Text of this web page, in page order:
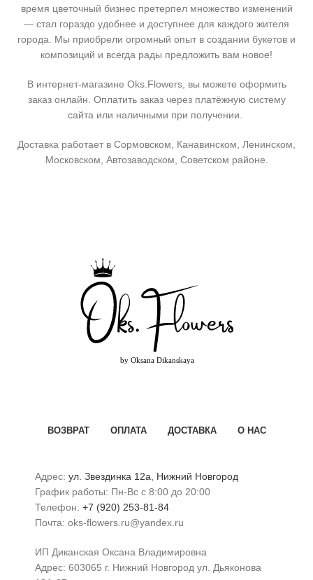
время цветочный бизнес претерпел множество изменений
— стал гораздо удобнее и доступнее для каждого жителя
города. Мы приобрели огромный опыт в создании букетов и
композиций и всегда рады предложить вам новое!
В интернет-магазине Oks.Flowers, вы можете оформить
заказ онлайн. Оплатить заказ через платёжную систему
сайта или наличными при получении.
Доставка работает в Сормовском, Канавинском, Ленинском,
Московском, Автозаводском, Советском районе.
ВОЗВРАТ ОПЛАТА ДОСТАВКА О НАС
Адрес: ул. Звездинка 12а, Нижний Новгород
График работы: Пн-Вс с 8:00 до 20:00
Телефон: +7 (920) 253-81-84
Почта: oks-flowers.ru@yandex.ru
ИП Диканская Оксана Владимировна
Адрес: 603065 г. Нижний Новгород ул. Дьяконова